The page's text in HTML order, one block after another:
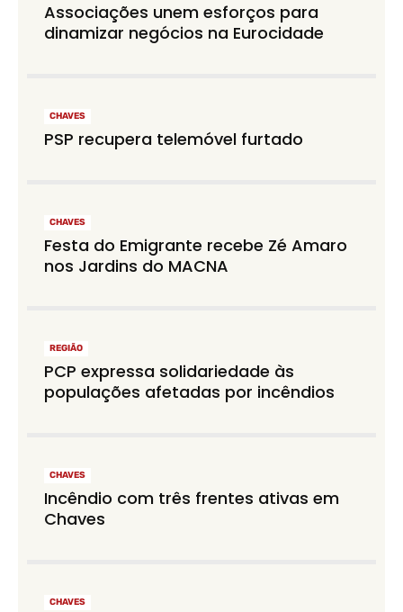
Associações unem esforços para
dinamizar negócios na Eurocidade
CHAVES
PSP recupera telemóvel furtado
CHAVES
Festa do Emigrante recebe Zé Amaro
nos Jardins do MACNA
REGIÃO
PCP expressa solidariedade às
populações afetadas por incêndios
CHAVES
Incêndio com três frentes ativas em
Chaves
CHAVES